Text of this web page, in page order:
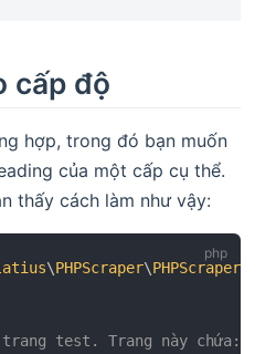
cấp độ
hợp, trong đó bạn muốn
của một cấp cụ thể.
thấy cách làm như vậy:
\PHPScraper\PHPScraper
test. Trang này chứa: